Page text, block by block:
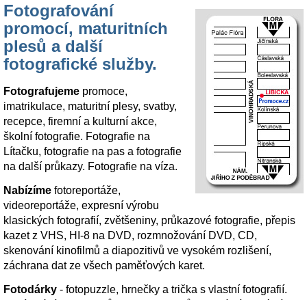
Fotografování
promocí, maturitních
plesů a další
fotografické služby.
Fotografujeme promoce,
imatrikulace, maturitní plesy, svatby,
recepce, firemní a kulturní akce,
školní fotografie. Fotografie na
Lítačku, fotografie na pas a fotografie
na další průkazy. Fotografie na víza.
Nabízíme fotoreportáže,
videoreportáže, expresní výrobu
klasických fotografií, zvětšeniny, průkazové fotografie, přepis
kazet z VHS, HI-8 na DVD, rozmnožování DVD, CD,
skenování kinofilmů a diapozitivů ve vysokém rozlišení,
záchrana dat ze všech paměťových karet.
Fotodárky - fotopuzzle, hrnečky a trička s vlastní fotografií.